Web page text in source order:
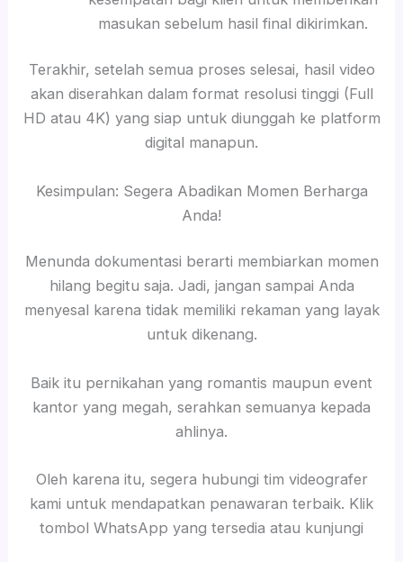
masukan sebelum hasil final dikirimkan.
Terakhir, setelah semua proses selesai, hasil video
akan diserahkan dalam format resolusi tinggi (Full
HD atau 4K) yang siap untuk diunggah ke platform
digital manapun.
Kesimpulan: Segera Abadikan Momen Berharga
Anda!
Menunda dokumentasi berarti membiarkan momen
hilang begitu saja. Jadi, jangan sampai Anda
menyesal karena tidak memiliki rekaman yang layak
untuk dikenang.
Baik itu pernikahan yang romantis maupun event
kantor yang megah, serahkan semuanya kepada
ahlinya.
Oleh karena itu, segera hubungi tim videografer
kami untuk mendapatkan penawaran terbaik. Klik
tombol WhatsApp yang tersedia atau kunjungi